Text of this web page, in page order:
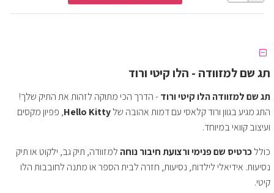
תג שם למזוודה - הלו קיטי ורוד
תג שם למזוודה הלו קיטי ורוד- הדרך הכי מתוקה לזהות את התיק שלך!
התג מגיע בגוון ורוד קלאסי עם דמות אהובה שלHello Kitty, פפיון מקסים
ועיצוב קוואי במיוחד.
כוללכרטיס שם פנימי ורצועת חיבור נוחה למזוודה, תיק גב, ילקוט או תיק
נסיעות. אידיאלי לילדות, נסיעות, חזרה לבית הספר או מתנה לחובבות הלו
קיטי.